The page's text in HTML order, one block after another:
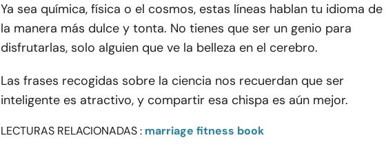
Ya sea química, física o el cosmos, estas líneas hablan tu idioma de
la manera más dulce y tonta. No tienes que ser un genio para
disfrutarlas, solo alguien que ve la belleza en el cerebro.
Las frases recogidas sobre la ciencia nos recuerdan que ser
inteligente es atractivo, y compartir esa chispa es aún mejor.
LECTURAS RELACIONADAS : marriage fitness book